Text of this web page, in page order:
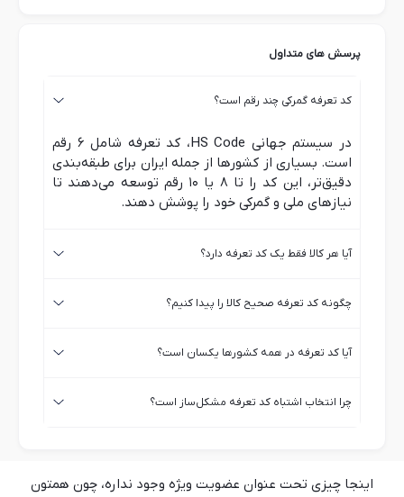
پرسش های متداول
کد تعرفه گمرکی چند رقم است؟
در سیستم جهانی HS Code، کد تعرفه شامل ۶ رقم
است. بسیاری از کشورها از جمله ایران برای طبقه‌بندی
دقیق‌تر، این کد را تا ۸ یا ۱۰ رقم توسعه می‌دهند تا
نیازهای ملی و گمرکی خود را پوشش دهند.
آیا هر کالا فقط یک کد تعرفه دارد؟
چگونه کد تعرفه صحیح کالا را پیدا کنیم؟
آیا کد تعرفه در همه کشورها یکسان است؟
چرا انتخاب اشتباه کد تعرفه مشکل‌ساز است؟
اینجا چیزی تحت عنوان عضویت ویژه وجود نداره، چون همتون